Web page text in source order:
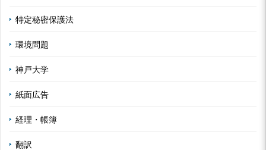
特定秘密保護法
環境問題
神戸大学
紙面広告
経理・帳簿
翻訳